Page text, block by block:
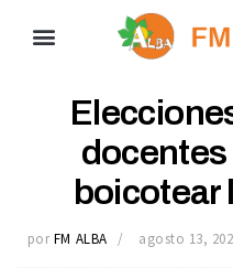
boicotear
por FM ALBA agosto 13,